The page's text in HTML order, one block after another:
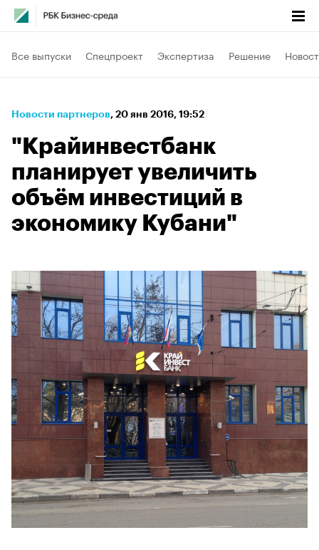
Все выпуски Спецпроект Экспертиза Решение
Новости партнеров⁠, 20 янв 2016, 19:52
"Крайинвестбанк
планирует увеличить
объём инвестиций в
экономику Кубани"